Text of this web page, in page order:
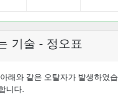
기술 - 정오표
래와 같은 오탈자가 발생하였
니다.